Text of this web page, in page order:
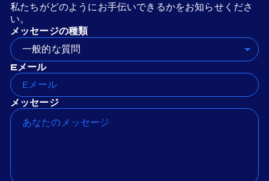
私たちがどのようにお手伝いできるかをお知らせくださ
い。
メッセージの種類
一般的な質問
Eメール
メッセージ